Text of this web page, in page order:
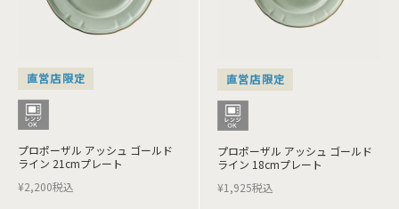
直営店限定
プロポーザル アッシュ ゴールド
ライン 21cmプレート
¥2,200税込
直営店限定
プロポーザル アッシュ ゴールド
ライン 18cmプレート
¥1,925税込